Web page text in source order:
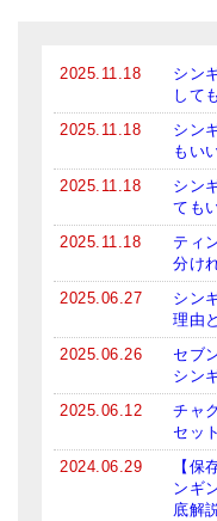
お得なアマナマナ・セ
特大シンギングボウル
スティック・マレット
アマナマナのティンシャ
プレミアム・ティン
ベーシック・ティン
チベット・真マントラ香
お香定期購入（ラク
チベット高僧のオラクルカ
2025.11.18
シン
して
2025.11.18
シン
もい
2025.11.18
シン
ても
2025.11.18
ティ
分け
2025.06.27
シン
理由
2025.06.26
セブ
シン
2025.06.12
チャ
セッ
2024.06.29
【保
ンギ
底解